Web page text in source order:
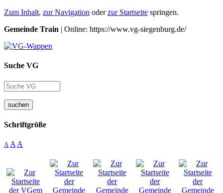
Zum Inhalt, zur Navigation oderzur Startseite springen.
Gemeinde Train | Online: https://www.vg-siegenburg.de/
Suche VG
suchen
Schriftgröße
A A A